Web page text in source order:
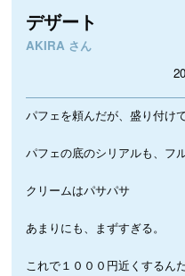
デザート
AKIRA さん
パフェを頼んだが、盛り付け
パフェの底のシリアルも、フ
クリームはパサパサ
あまりにも、まずすぎる。
これで１０００円近くするん